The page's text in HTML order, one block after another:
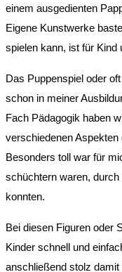
einem ausgedienten
Eigene Kunstwerke
spielen kann, ist für Kind
Das Puppenspiel oder
schon in meiner
Fach Pädagogik haben
verschiedenen
Besonders toll war für
schüchtern waren,
konnten.
Bei diesen Figuren oder
Kinder schnell und
anschließend stolz